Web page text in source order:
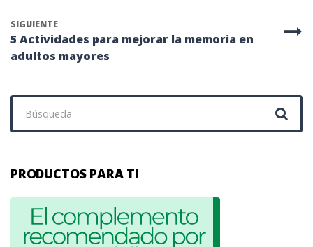
SIGUIENTE
5 Actividades para mejorar la memoria en
adultos mayores
PRODUCTOS PARA TI